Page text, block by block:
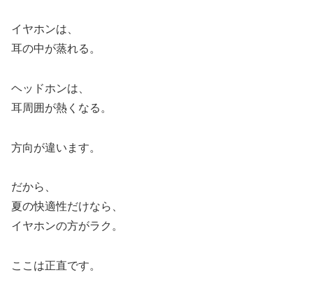
イヤホンは、
耳の中が蒸れる。
ヘッドホンは、
耳周囲が熱くなる。
方向が違います。
だから、
夏の快適性だけなら、
イヤホンの方がラク。
ここは正直です。